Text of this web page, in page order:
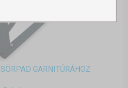
GARNITÚRÁHOZ